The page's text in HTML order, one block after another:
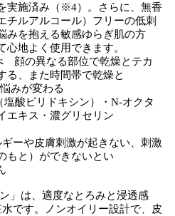
実施済み（※4）。さらに、無香
チルアルコール）フリーの低刺
みを抱える敏感ゆらぎ肌の方
地よく使用できます。
顔の異なる部位で乾燥とテカ
る、また時間帯で乾燥と
が変わる
酸ピリドキシン）・N-オクタ
イエキス・濃グリセリン
ーや皮膚刺激が起きない、刺激
もと）ができないとい
」は、適度なとろみと浸透感
です。ノンオイリー設計で、皮